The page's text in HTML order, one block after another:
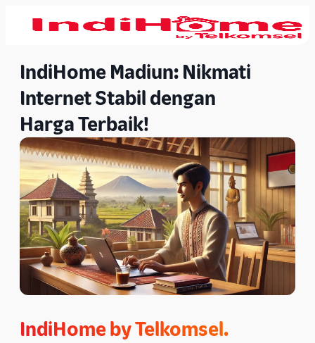
IndiHome Madiun: Nikmati
Internet Stabil dengan
Harga Terbaik!
IndiHome by Telkomsel.